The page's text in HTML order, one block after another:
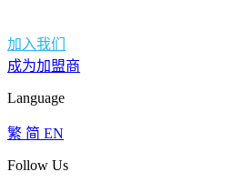
加入我们
成为加盟商
Language
繁 简 EN
Follow Us